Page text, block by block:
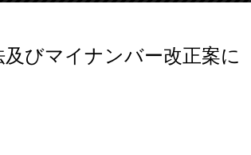
びマイナンバー改正案に